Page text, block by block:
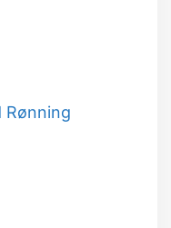
Rønning